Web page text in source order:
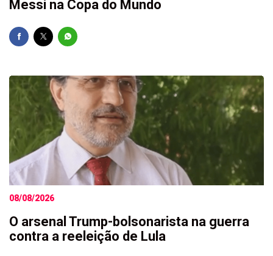
Messi na Copa do Mundo
08/08/2026
O arsenal Trump-bolsonarista na guerra
contra a reeleição de Lula